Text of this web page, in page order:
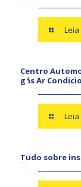
Leia
Centro
gás Ar
Leia
Tudo sobre